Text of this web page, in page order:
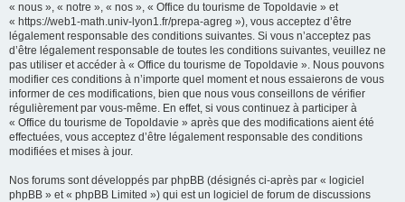
« nous », « notre », « nos », « Office du tourisme de Topoldavie » et
« https://web1-math.univ-lyon1.fr/prepa-agreg »), vous acceptez d’être
légalement responsable des conditions suivantes. Si vous n’acceptez pas
d’être légalement responsable de toutes les conditions suivantes, veuillez ne
pas utiliser et accéder à « Office du tourisme de Topoldavie ». Nous pouvons
modifier ces conditions à n’importe quel moment et nous essaierons de vous
informer de ces modifications, bien que nous vous conseillons de vérifier
régulièrement par vous-même. En effet, si vous continuez à participer à
« Office du tourisme de Topoldavie » après que des modifications aient été
effectuées, vous acceptez d’être légalement responsable des conditions
modifiées et mises à jour.
Nos forums sont développés par phpBB (désignés ci-après par « logiciel
phpBB » et « phpBB Limited ») qui est un logiciel de forum de discussions